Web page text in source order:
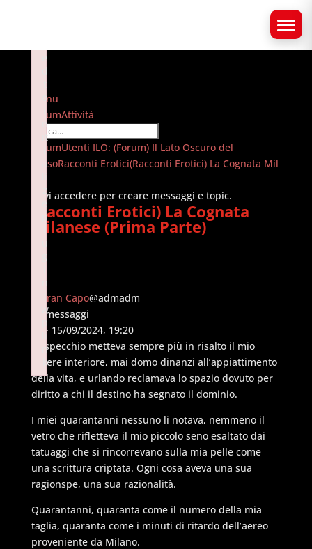
Menu
Navigazione
forum
ForumAttività
Forum
breadcrumbs
qui:
ForumUtenti ILO: (Forum) Il Lato Oscuro del
SessoRacconti Erotici(Racconti Erotici) La Cognata Mil
Devi accedere per creare messaggi e topic.
(Racconti Erotici) La Cognata
Milanese (Prima Parte)
Il Gran Capo@admadm
15 messaggi
· 15/09/2024, 19:20
Lo specchio metteva sempre più in risalto il mio
essere interiore, mai domo dinanzi all’appiattimento
della vita, e urlando reclamava lo spazio dovuto per
diritto a chi il destino ha segnato il dominio.
I miei quarantanni nessuno li notava, nemmeno il
vetro che rifletteva il mio piccolo seno esaltato dai
tatuaggi che si rincorrevano sulla mia pelle come
una scrittura criptata. Ogni cosa aveva una sua
ragionspe, una sua razionalità.
Quarantanni, quaranta come il numero della mia
taglia, quaranta come i minuti di ritardo dell’aereo
proveniente da Milano.
e
d
o
n
it
a
e
p
u
g
n
w
p
li
n
k
Failed to initialize plugin: wplink